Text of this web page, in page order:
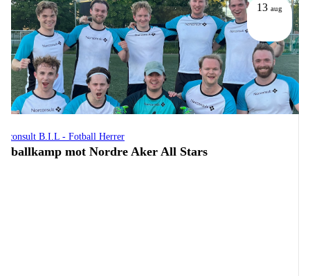
B.I.L - Fotball Herrer
mot Nordre Aker All Stars
13 aug